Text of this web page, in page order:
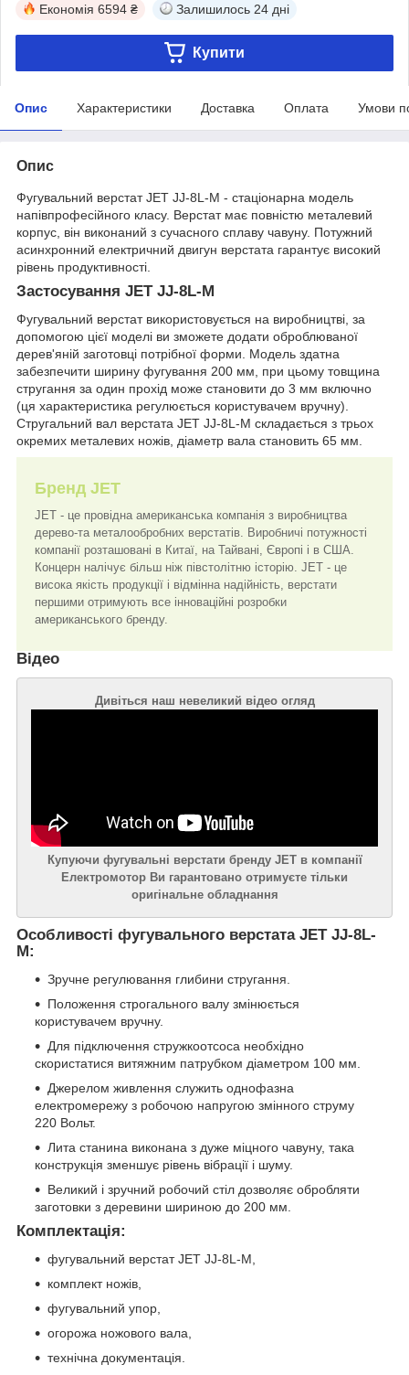
Економія 6594 ₴ Залишилось 24 дні
Купити
Опис Характеристики Доставка Оплата Умови
Опис
Фугувальний верстат JET JJ-8L-M - стаціонарна модель
напівпрофесійного класу. Верстат має повністю металевий
корпус, він виконаний з сучасного сплаву чавуну. Потужний
асинхронний електричний двигун верстата гарантує високий
рівень продуктивності.
Застосування JET JJ-8L-M
Фугувальний верстат використовується на виробництві, за
допомогою цієї моделі ви зможете додати оброблюваної
дерев'яній заготовці потрібної форми. Модель здатна
забезпечити ширину фугування 200 мм, при цьому товщина
стругання за один прохід може становити до 3 мм включно
(ця характеристика регулюється користувачем вручну).
Стругальний вал верстата JET JJ-8L-M складається з трьох
окремих металевих ножів, діаметр вала становить 65 мм.
Бренд JET
JET - це провідна американська компанія з виробництва
дерево-та металообробних верстатів. Виробничі потужності
компанії розташовані в Китаї, на Тайвані, Європі і в США.
Концерн налічує більш ніж півстолітню історію. JET - це
висока якість продукції і відмінна надійність, верстати
першими отримують все інноваційні розробки
американського бренду.
Відео
Дивіться наш невеликий відео огляд
Купуючи фугувальні верстати бренду JET в компанії
Електромотор Ви гарантовано отримуєте тільки
оригінальне обладнання
Особливості фугувального верстата JET JJ-8L-
M:
Зручне регулювання глибини стругання.
Положення строгального валу змінюється
користувачем вручну.
Для підключення стружкоотсоса необхідно
скористатися витяжним патрубком діаметром 100 мм.
Джерелом живлення служить однофазна
електромережу з робочою напругою змінного струму
220 Вольт.
Лита станина виконана з дуже міцного чавуну, така
конструкція зменшує рівень вібрації і шуму.
Великий і зручний робочий стіл дозволяє обробляти
заготовки з деревини шириною до 200 мм.
Комплектація:
фугувальний верстат JET JJ-8L-M,
комплект ножів,
фугувальний упор,
огорожа ножового вала,
технічна документація.